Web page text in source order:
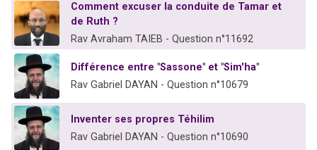
Comment excuser la conduite de Tamar et
de Ruth ?
Rav Avraham TAIEB - Question n°11692
Différence entre "Sassone" et "Sim'ha"
Rav Gabriel DAYAN - Question n°10679
Inventer ses propres Téhilim
Rav Gabriel DAYAN - Question n°10690